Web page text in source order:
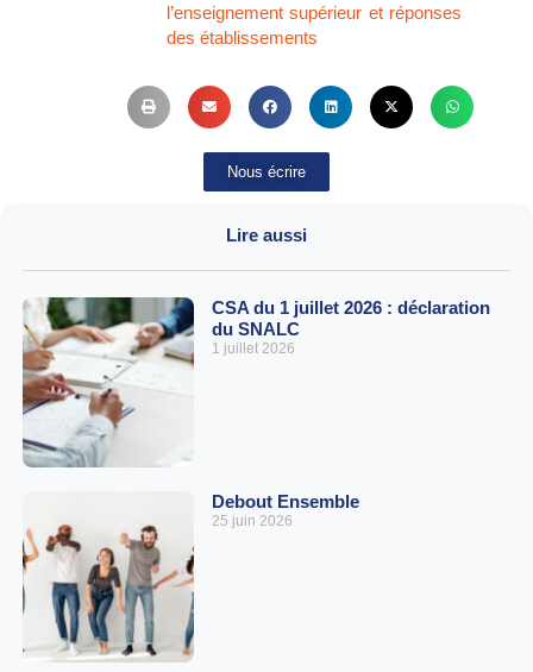
l’enseignement supérieur et réponses
des établissements
Nous écrire
Lire aussi
CSA du 1 juillet 2026 : déclaration
du SNALC
1 juillet 2026
Debout Ensemble
25 juin 2026